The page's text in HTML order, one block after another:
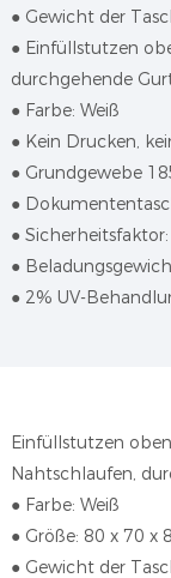
● Gewicht der
● Einfüllstutzen
durchgehende
● Farbe: Weiß
● Kein Drucken,
● Grundgewebe
●
● Sicherheitsfaktor:
●
● 2% UV-
Einfüllstutzen
Nahtschlaufen,
● Farbe: Weiß
● Größe: 80 x 70 x
● Gewicht der